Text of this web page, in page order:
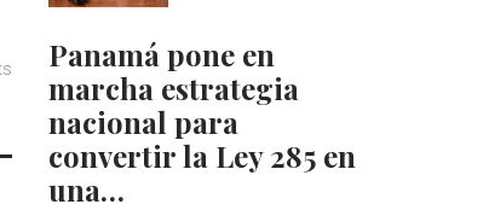
Panamá pone en
marcha estrategia
nacional para
convertir la Ley 285 en
una…